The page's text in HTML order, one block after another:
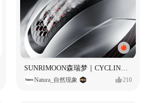
Natura_自然现象 210